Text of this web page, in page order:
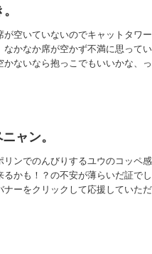
空いていないのでキャットタワ
かなか席が空かず不満に思って
かないなら抱っこでもいいかな、
ャン。
リンでのんびりするユウのコッペ
かも！？の不安が薄らいだ証で
ナーをクリックして応援していた